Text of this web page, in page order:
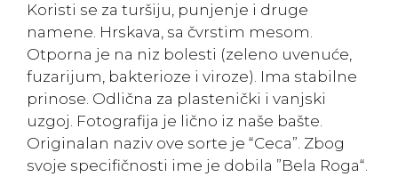
Koristi se za turšiju, punjenje i druge
namene. Hrskava, sa čvrstim mesom.
Otporna je na niz bolesti (zeleno uvenuće,
fuzarijum, bakterioze i viroze). Ima stabilne
prinose. Odlična za plastenički i vanjski
uzgoj. Fotografija je lično iz naše bašte.
Originalan naziv ove sorte je “Ceca”. Zbog
svoje specifičnosti ime je dobila ”Bela Roga“.